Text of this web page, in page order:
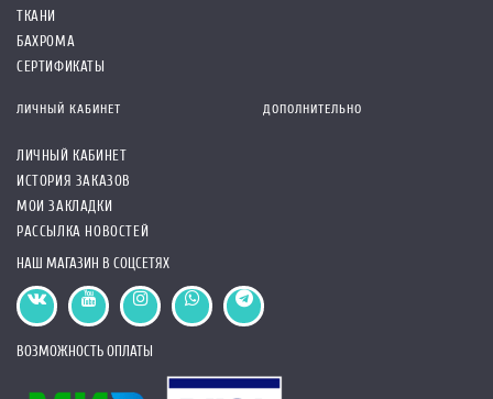
ТКАНИ
БАХРОМА
СЕРТИФИКАТЫ
ЛИЧНЫЙ КАБИНЕТ
ЛИЧНЫЙ КАБИНЕТ
ИСТОРИЯ ЗАКАЗОВ
МОИ ЗАКЛАДКИ
РАССЫЛКА НОВОСТЕЙ
ДОПОЛНИТЕЛЬНО
НАШ МАГАЗИН В СОЦСЕТЯХ
ВОЗМОЖНОСТЬ ОПЛАТЫ